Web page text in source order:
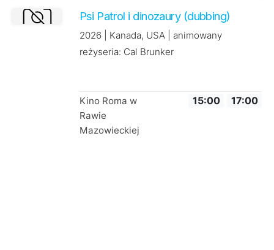
Psi Patrol i dinozaury (dubbing)
2026 | Kanada, USA | animowany
reżyseria: Cal Brunker
Kino Roma w
Rawie
Mazowieckiej
15:00 17:00